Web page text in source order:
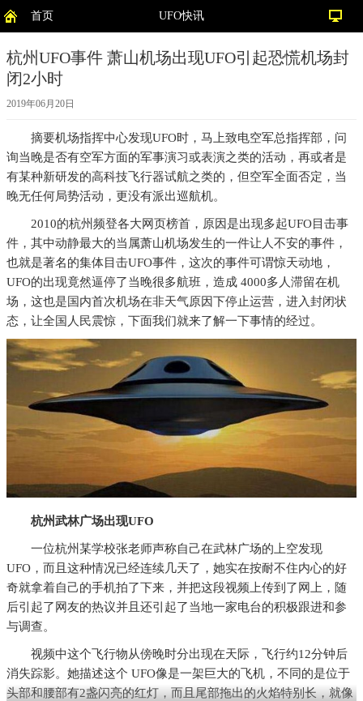
首页 UFO快讯
杭州UFO事件 萧山机场出现UFO引起恐慌机场封
闭2小时
2019年06月20日
摘要机场指挥中心发现UFO时，马上致电空军总指挥部，问
询当晚是否有空军方面的军事演习或表演之类的活动，再或者是
有某种新研发的高科技飞行器试航之类的，但空军全面否定，当
晚无任何局势活动，更没有派出巡航机。
2010的杭州频登各大网页榜首，原因是出现多起UFO目击事
件，其中动静最大的当属萧山机场发生的一件让人不安的事件，
也就是著名的集体目击UFO事件，这次的事件可谓惊天动地，
UFO的出现竟然逼停了当晚很多航班，造成 4000多人滞留在机
场，这也是国内首次机场在非天气原因下停止运营，进入封闭状
态，让全国人民震惊，下面我们就来了解一下事情的经过。
杭州武林广场出现UFO
一位杭州某学校张老师声称自己在武林广场的上空发现
UFO，而且这种情况已经连续几天了，她实在按耐不住内心的好
奇就拿着自己的手机拍了下来，并把这段视频上传到了网上，随
后引起了网友的热议并且还引起了当地一家电台的积极跟进和参
与调查。
视频中这个飞行物从傍晚时分出现在天际，飞行约12分钟后
消失踪影。她描述这个 UFO像是一架巨大的飞机，不同的是位于
头部和腰部有2盏闪亮的红灯，而且尾部拖出的火焰特别长，就像